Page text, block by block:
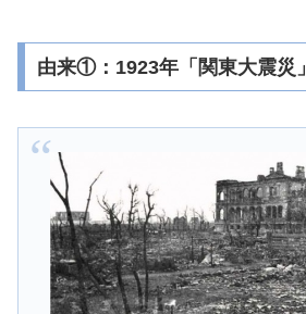
由来①：1923年「関東大震災」